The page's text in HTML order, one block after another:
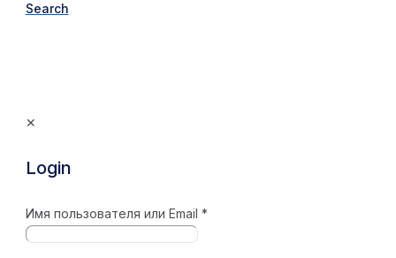
Search
✕
Login
Имя пользователя или Email *